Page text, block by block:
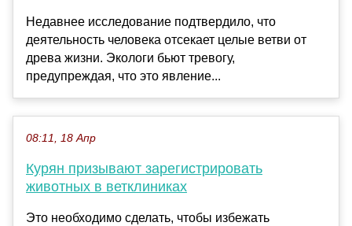
Недавнее исследование подтвердило, что
деятельность человека отсекает целые ветви от
древа жизни. Экологи бьют тревогу,
предупреждая, что это явление...
08:11, 18 Апр
Курян призывают зарегистрировать
животных в ветклиниках
Это необходимо сделать, чтобы избежать